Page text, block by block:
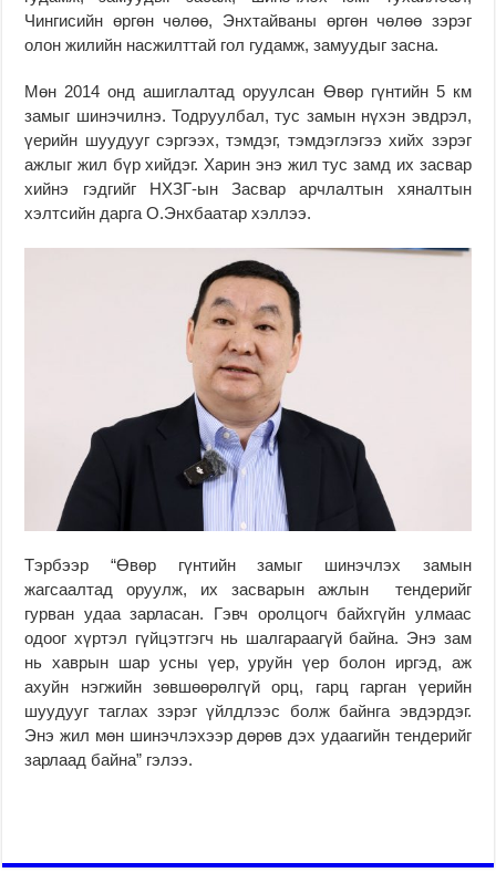
Чингисийн өргөн чөлөө, Энхтайваны өргөн чөлөө зэрэг
олон жилийн насжилттай гол гудамж, замуудыг засна.
Мөн 2014 онд ашиглалтад оруулсан Өвөр гүнтийн 5 км
замыг шинэчилнэ. Тодруулбал, тус замын нүхэн эвдрэл,
үерийн шуудууг сэргээх, тэмдэг, тэмдэглэгээ хийх зэрэг
ажлыг жил бүр хийдэг. Харин энэ жил тус замд их засвар
хийнэ гэдгийг НХЗГ-ын Засвар арчлалтын хяналтын
хэлтсийн дарга О.Энхбаатар хэллээ.
Тэрбээр “Өвөр гүнтийн замыг шинэчлэх замын
жагсаалтад оруулж, их засварын ажлын тендерийг
гурван удаа зарласан. Гэвч оролцогч байхгүйн улмаас
одоог хүртэл гүйцэтгэгч нь шалгараагүй байна. Энэ зам
нь хаврын шар усны үер, уруйн үер болон иргэд, аж
ахуйн нэгжийн зөвшөөрөлгүй орц, гарц гарган үерийн
шуудууг таглах зэрэг үйлдлээс болж байнга эвдэрдэг.
Энэ жил мөн шинэчлэхээр дөрөв дэх удаагийн тендерийг
зарлаад байна” гэлээ.